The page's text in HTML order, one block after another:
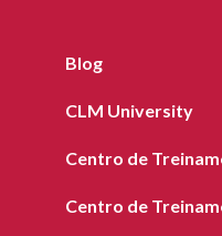
Blog
CLM University
Centro de
Centro de